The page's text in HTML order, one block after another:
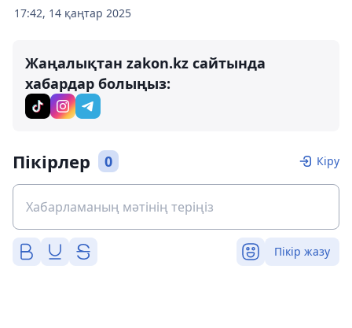
17:42, 14 қаңтар 2025
Жаңалықтан zakon.kz сайтында
хабардар болыңыз:
Пікірлер 0 Кіру
Пікір жазу